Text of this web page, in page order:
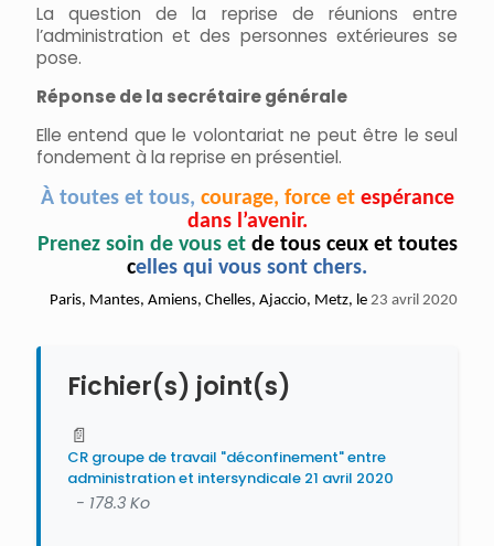
La question de la reprise de réunions entre
l’administration et des personnes extérieures se
pose.
Réponse de la secrétaire générale
Elle entend que le volontariat ne peut être le seul
fondement à la reprise en présentiel.
À toutes et tous, courage, force et espérance
dans l’avenir.
Prenez soin de vous et de tous ceux et toutes
celles qui vous sont chers.
Paris, Mantes, Amiens, Chelles, Ajaccio, Metz, le 23 avril 2020
Fichier(s) joint(s)
📄
CR groupe de travail "déconfinement" entre
administration et intersyndicale 21 avril 2020
- 178.3 Ko